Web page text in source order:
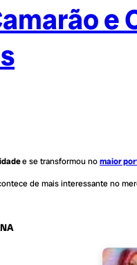
e
e se transformou nomaior
de mais interessante no